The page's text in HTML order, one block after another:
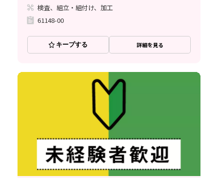
検査、組立・組付け、加工
61148-00
キープする 詳細を見る